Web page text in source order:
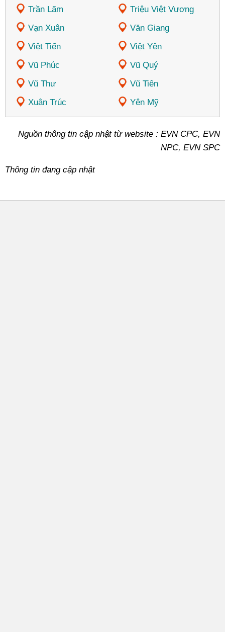
Trần Lãm
Triệu Việt Vương
Vạn Xuân
Văn Giang
Việt Tiến
Việt Yên
Vũ Phúc
Vũ Quý
Vũ Thư
Vũ Tiên
Xuân Trúc
Yên Mỹ
Nguồn thông tin cập nhật từ website : EVN CPC, EVN
NPC, EVN SPC
Thông tin đang cập nhật